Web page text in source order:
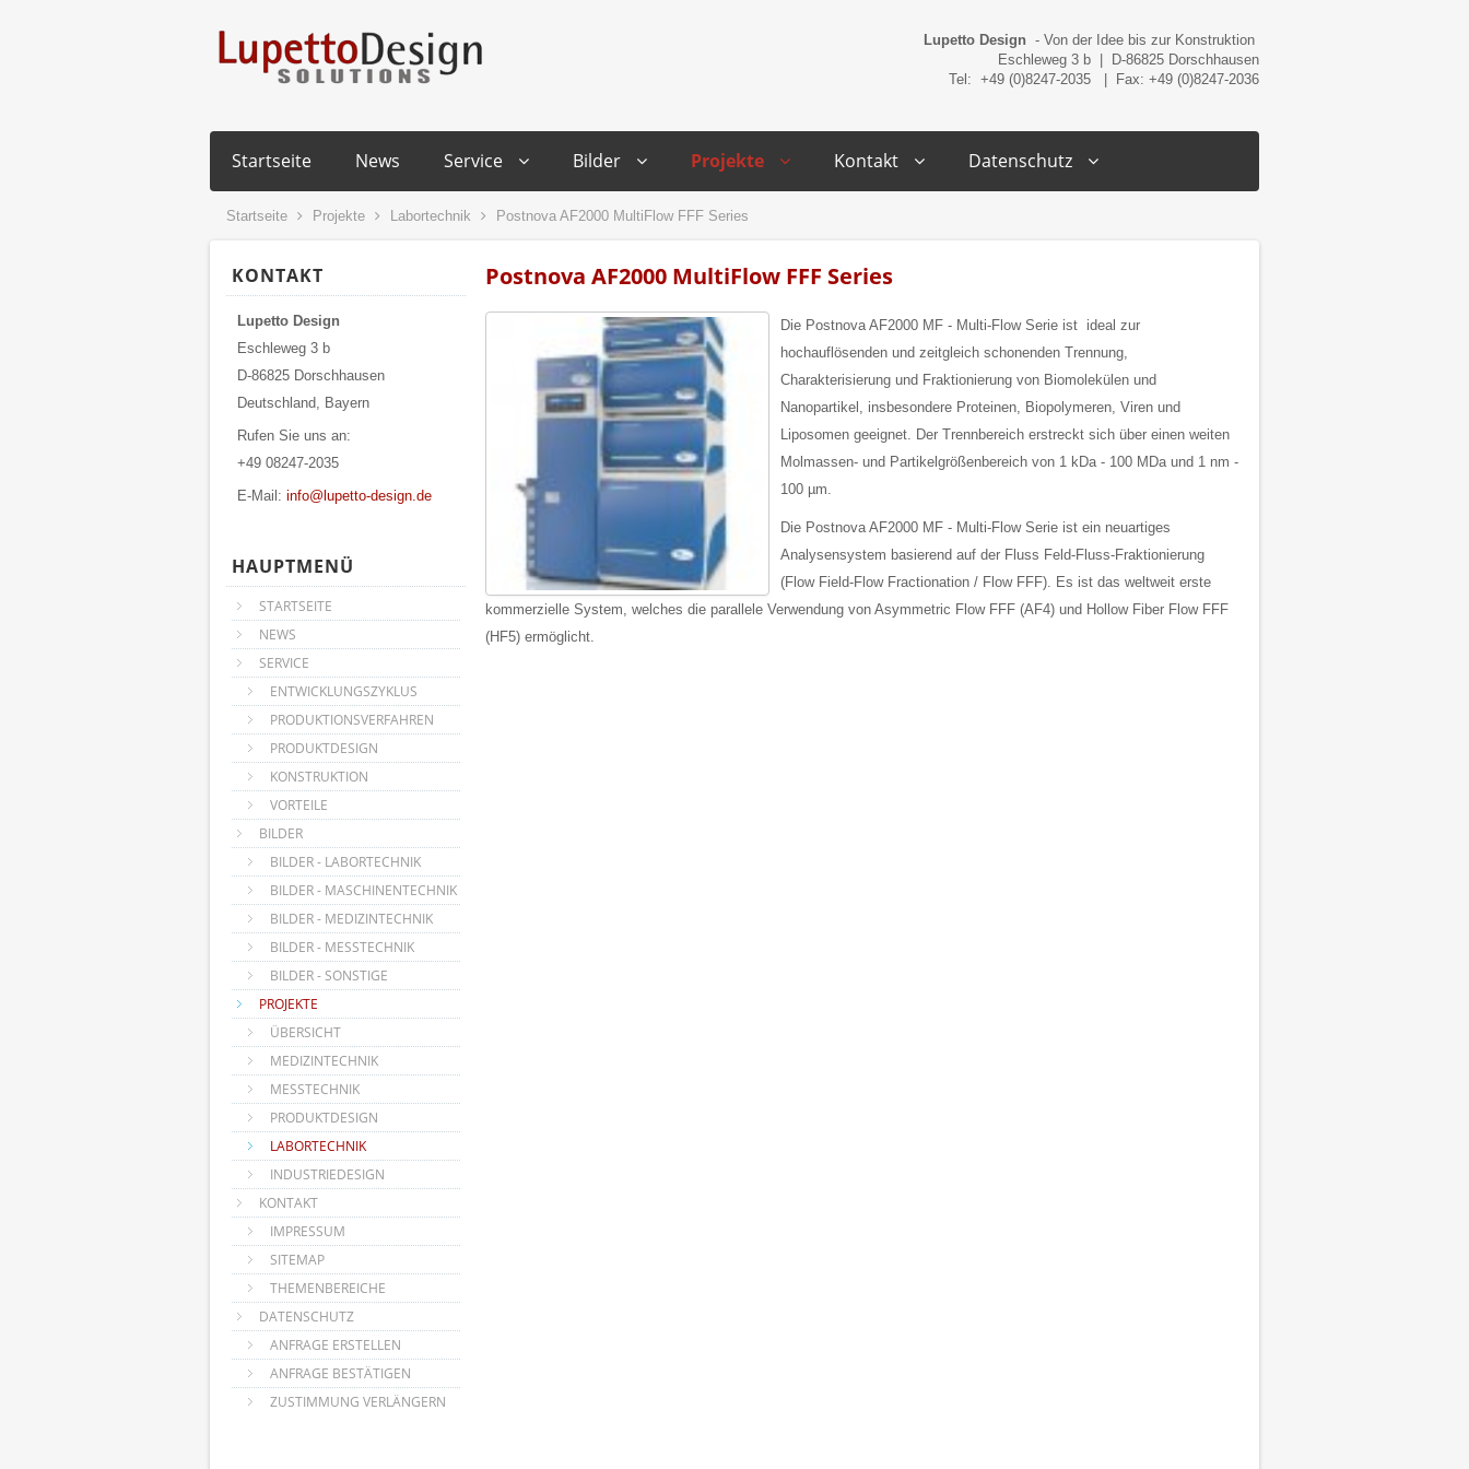
Lupetto Design - Von der Idee bis zur Konstruktion
Eschleweg 3 b | D-86825 Dorschhausen
Tel: +49 (0)8247-2035 | Fax: +49 (0)8247-2036
Startseite News Service Bilder Projekte Kontakt Datenschutz
Startseite Projekte Labortechnik Postnova AF2000 MultiFlow FFF Series
KONTAKT
Lupetto Design
Eschleweg 3 b
D-86825 Dorschhausen
Deutschland, Bayern
Rufen Sie uns an:
+49 08247-2035
E-Mail: info@lupetto-design.de
HAUPTMENÜ
STARTSEITE
NEWS
SERVICE
ENTWICKLUNGSZYKLUS
PRODUKTIONSVERFAHREN
PRODUKTDESIGN
KONSTRUKTION
VORTEILE
BILDER
BILDER - LABORTECHNIK
BILDER - MASCHINENTECHNIK
BILDER - MEDIZINTECHNIK
BILDER - MESSTECHNIK
BILDER - SONSTIGE
PROJEKTE
ÜBERSICHT
MEDIZINTECHNIK
MESSTECHNIK
PRODUKTDESIGN
LABORTECHNIK
INDUSTRIEDESIGN
KONTAKT
IMPRESSUM
SITEMAP
THEMENBEREICHE
DATENSCHUTZ
ANFRAGE ERSTELLEN
ANFRAGE BESTÄTIGEN
ZUSTIMMUNG VERLÄNGERN
Postnova AF2000 MultiFlow FFF Series
Die Postnova AF2000 MF - Multi-Flow Serie ist ideal zur
hochauflösenden und zeitgleich schonenden Trennung,
Charakterisierung und Fraktionierung von Biomolekülen und
Nanopartikel, insbesondere Proteinen, Biopolymeren, Viren und
Liposomen geeignet. Der Trennbereich erstreckt sich über einen weiten
Molmassen- und Partikelgrößenbereich von 1 kDa - 100 MDa und 1 nm -
100 µm.
Die Postnova AF2000 MF - Multi-Flow Serie ist ein neuartiges
Analysensystem basierend auf der Fluss Feld-Fluss-Fraktionierung
(Flow Field-Flow Fractionation / Flow FFF). Es ist das weltweit erste
kommerzielle System, welches die parallele Verwendung von Asymmetric Flow FFF (AF4) und Hollow Fiber Flow FFF
(HF5) ermöglicht.